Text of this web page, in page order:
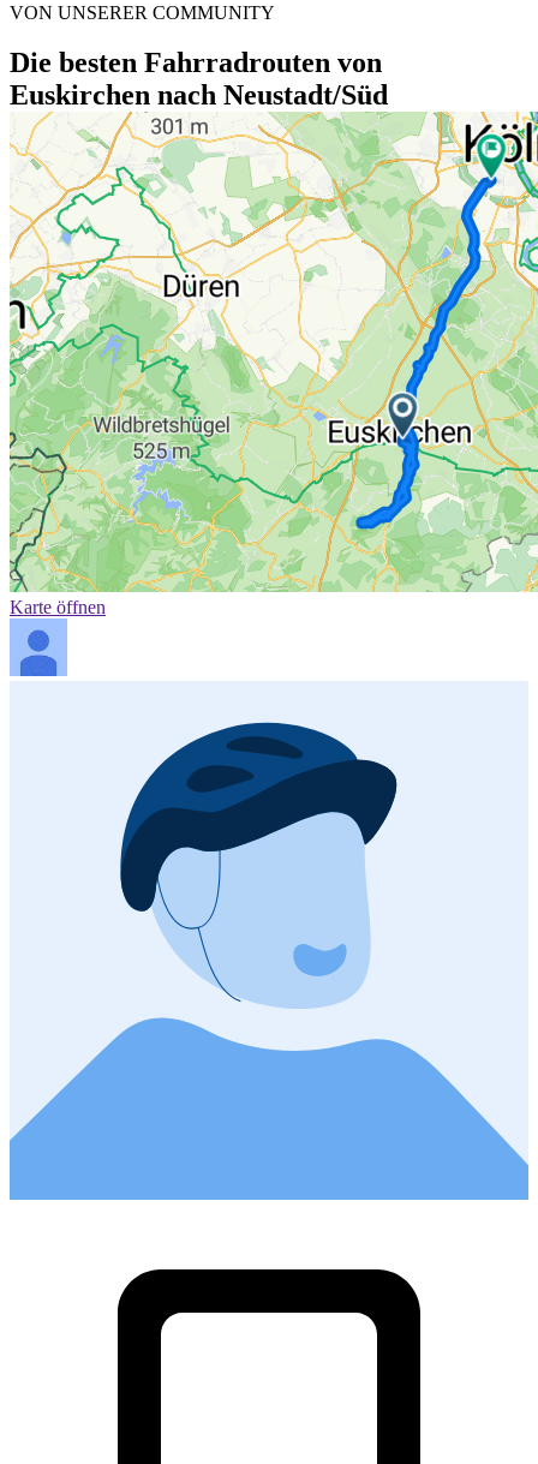
VON UNSERER COMMUNITY
Die besten Fahrradrouten von
Euskirchen nach Neustadt/Süd
Karte öffnen